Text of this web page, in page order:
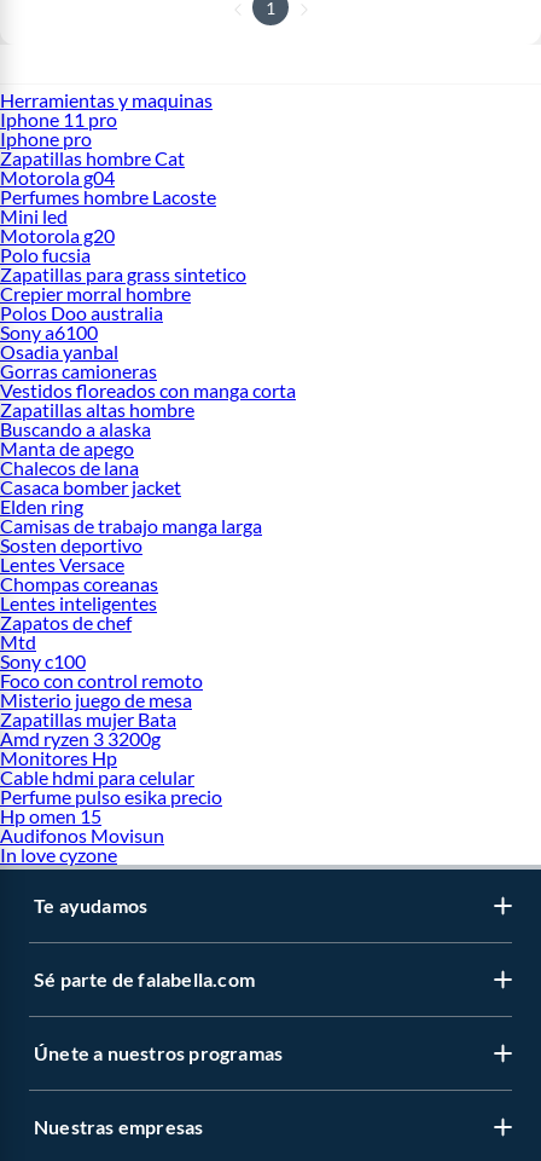
1
Herramientas y maquinas
Iphone 11 pro
Iphone pro
Zapatillas hombre Cat
Motorola g04
Perfumes hombre Lacoste
Mini led
Motorola g20
Polo fucsia
Zapatillas para grass sintetico
Crepier morral hombre
Polos Doo australia
Sony a6100
Osadia yanbal
Gorras camioneras
Vestidos floreados con manga corta
Zapatillas altas hombre
Buscando a alaska
Manta de apego
Chalecos de lana
Casaca bomber jacket
Elden ring
Camisas de trabajo manga larga
Sosten deportivo
Lentes Versace
Chompas coreanas
Lentes inteligentes
Zapatos de chef
Mtd
Sony c100
Foco con control remoto
Misterio juego de mesa
Zapatillas mujer Bata
Amd ryzen 3 3200g
Monitores Hp
Cable hdmi para celular
Perfume pulso esika precio
Hp omen 15
Audifonos Movisun
In love cyzone
Te ayudamos
Sé parte de falabella.com
Únete a nuestros programas
Nuestras empresas